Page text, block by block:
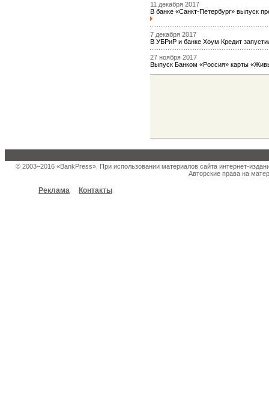
11 декабря 2017
В банке «Санкт-Петербург» выпуск
7 декабря 2017
В УБРиР и банке Хоум Кредит
27 ноября 2017
Выпуск Банком «Россия» карты
© 2003–2016 «BankPress». При использовании материалов сайта интернет-
Авторские права на
Реклама Контакты